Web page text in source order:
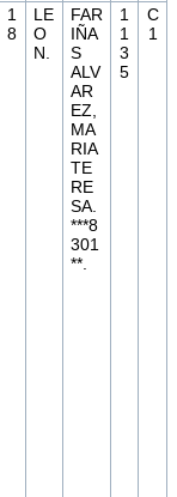
1
8
LE
O
N.
FAR
IÑA
S
ALV
AR
EZ,
MA
RIA
TE
RE
SA.
***8
301
**.
1
1
3
5
C
1